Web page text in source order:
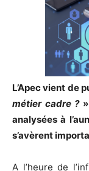
L’Apec vient de
métier cadre ?
analysées à
s’avèrent
A l’heure de